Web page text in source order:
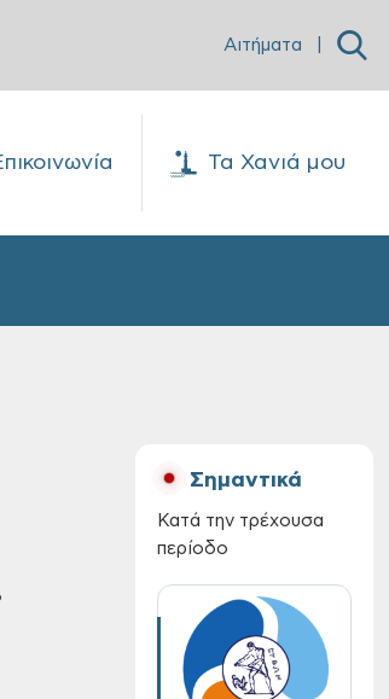
Αιτήματα
Τα Χανιά μου
Σημαντικά
Κατά την τρέχουσα
περίοδο